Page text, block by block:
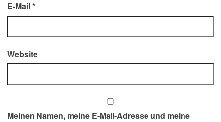
E-Mail*
Website
Meinen Namen, meine E-Mail-Adresse und meine